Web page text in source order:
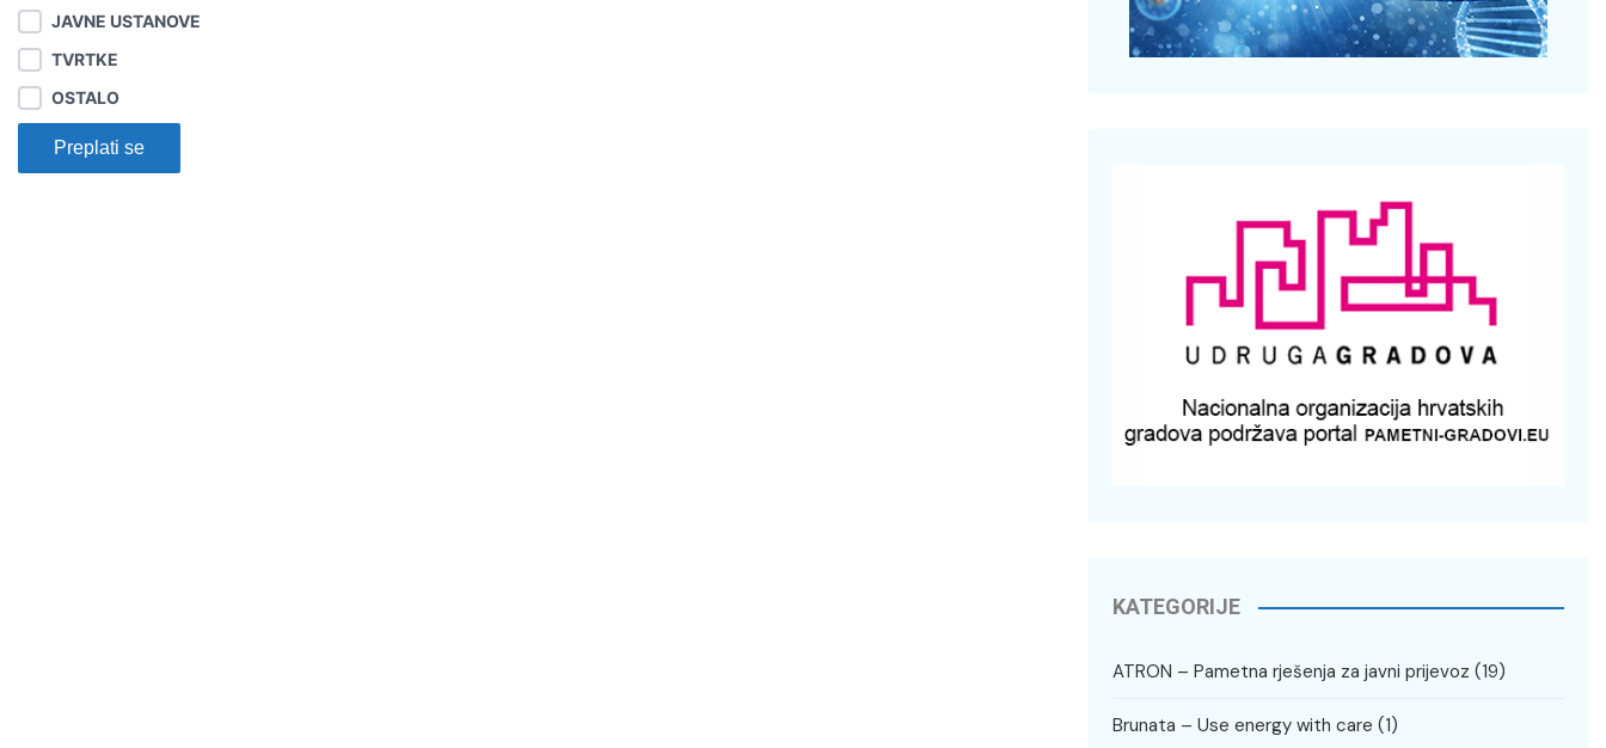
JAVNE USTANOVE
TVRTKE
OSTALO
KATEGORIJE
ATRON – Pametna rješenja za javni prijevoz (19)
Brunata – Use energy with care (1)